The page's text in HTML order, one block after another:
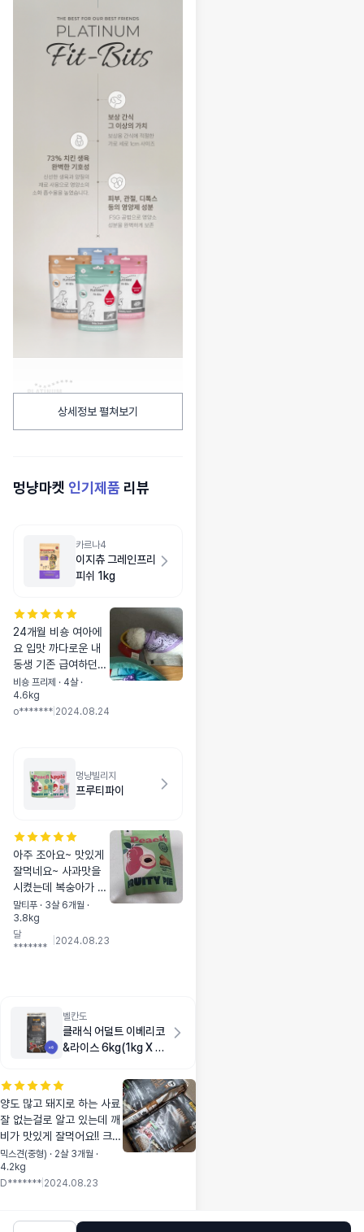
상세정보 펼쳐보기
멍냥마켓 인기제품 리뷰
카르나4
이지츄 그레인프리
피쉬 1kg
24개월 비숑 여아에
요 입맛 까다로운 내
동생 기존 급여하던
사료를 잘 안 먹어서
사료 바꿔주려고 찾아
보다가 성분 좋다길래
상담도 친절하게 해주
셔서 감사했습니다 !
에 또 구매할 것 같아
요 :)
비숑 프리제 · 4살 ·
4.6kg
o******* 2024.08.24
멍냥빌리지
프루티파이
아주 조아요~ 맛있게
잘먹네요~ 사과맛을
시켰는데 복숭아가 왔
어요 그게 좀 아쉽네
요..복숭아 잘 먹어서
다행이예요
말티푸 · 3살 6개월 ·
3.8kg
달
*******
2024.08.23
벨칸도
클래식 어덜트 이베리코
&라이스 6kg(1kg X 6
양도 많고 돼지로 하는 사료
잘 없는걸로 알고 있는데 깨
비가 맛있게 잘먹어요!! 크기
는 매우커요 근데 아그작하
면서 맛있게 먹네요ㅎㅎ
믹스견(중형) · 2살 3개월 ·
4.2kg
D******* 2024.08.23